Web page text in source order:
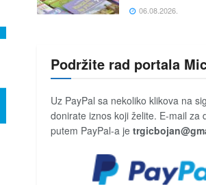
06.08.2026.
Podržite rad portala
Uz PayPal sa nekoliko klikova na
donirate iznos koji želite. E-mail za
putem PayPal-a je